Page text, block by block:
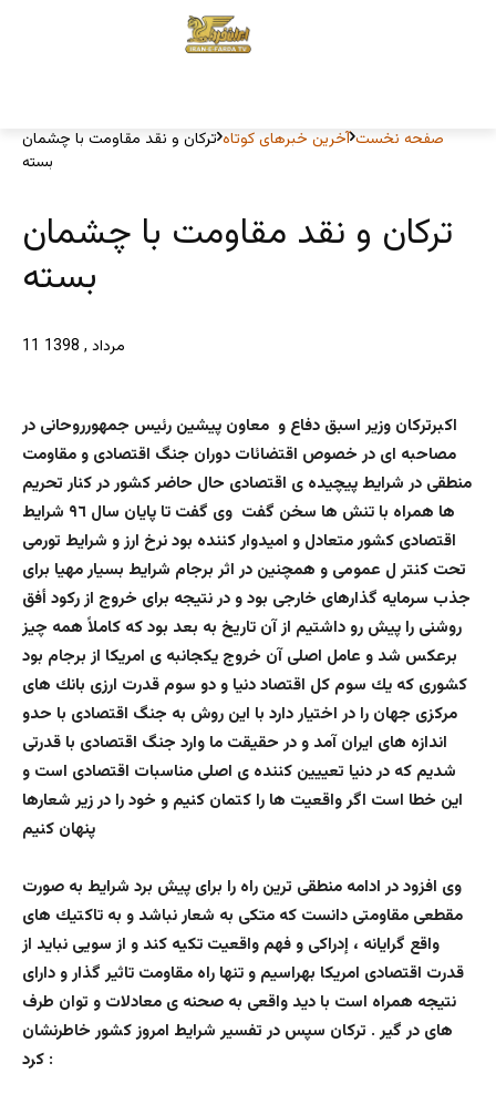
صفحه نخست آخرین خبرهای کوتاه ترکان و نقد مقاومت با چشمان
بسته
ترکان و نقد مقاومت با چشمان
بسته
11 مرداد , 1398
اكبرتركان وزیر اسبق دفاع و معاون پيشين رئيس جمهورروحانی در
مصاحبه ای در خصوص اقتضائات دوران جنگ اقتصادى و مقاومت
منطقى در شرايط پيچيده ى اقتصادى حال حاضر كشور در كنار تحريم
ها همراه با تنش ها سخن گفت وی گفت تا پايان سال ٩٦ شرايط
اقتصادى كشور متعادل و اميدوار كننده بود نرخ ارز و شرايط تورمى
تحت كنتر ل عمومى و همچنين در اثر برجام شرايط بسيار مهيا براى
جذب سرمايه گذارهاى خارجى بود و در نتيجه براى خروج از ركود أفق
روشنى را پيش رو داشتيم از آن تاريخ به بعد بود كه كاملاً همه چيز
برعكس شد و عامل اصلى آن خروج يكجانبه ى امريكا از برجام بود
كشورى كه يك سوم كل اقتصاد دنيا و دو سوم قدرت ارزى بانك هاى
مركزى جهان را در اختيار دارد با اين روش به جنگ اقتصادى با حدو
اندازه هاى ايران آمد و در حقيقت ما وارد جنگ اقتصادى با قدرتى
شديم كه در دنيا تعييين كننده ى اصلى مناسبات اقتصادى است و
اين خطا است اگر واقعيت ها را كتمان كنيم و خود را در زير شعارها
وی افزود در ادامه منطقى ترين راه را براى پيش برد شرايط به صورت
مقطعى مقاومتى دانست كه متكى به شعار نباشد و به تاكتيك هاى
واقع گرايانه ، إدراكى و فهم واقعيت تكيه كند و از سويى نبايد از
قدرت اقتصادى امريكا بهراسيم و تنها راه مقاومت تاثير گذار و داراى
نتيجه همراه است با ديد واقعى به صحنه ى معادلات و توان طرف
هاى در گير . تركان سپس در تفسير شرايط امروز كشور خاطرنشان
كرد :